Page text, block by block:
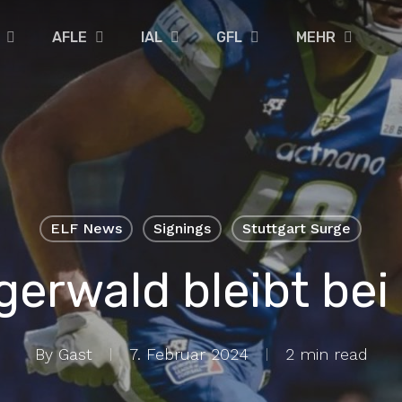
AFLE IAL GFL MEHR
ELF News Signings Stuttgart Surge
bleibt
By Gast 7. Februar 2024 2 min read